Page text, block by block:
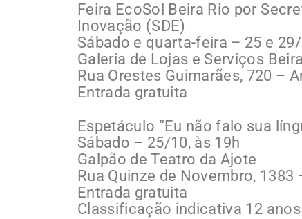
Feira EcoSol Beira Rio por
Inovação (SDE)
Sábado e quarta-feira – 25 e
Galeria de Lojas e Serviços
Rua Orestes Guimarães, 720 –
Entrada gratuita
Espetáculo “Eu não falo sua
Sábado – 25/10, às 19h
Galpão de Teatro da Ajote
Rua Quinze de Novembro, 1383
Entrada gratuita
Classificação indicativa 12 anos